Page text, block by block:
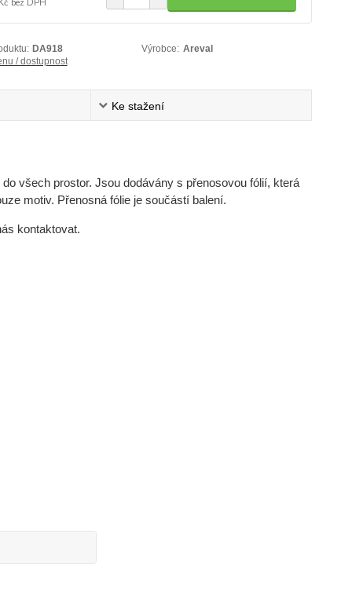
bez DPH
DA918 Výrobce: Areval
/ dostupnost
Ke stažení
všech prostor. Jsou dodávány s přenosovou fólií, která
motiv. Přenosná fólie je součástí balení.
kontaktovat.